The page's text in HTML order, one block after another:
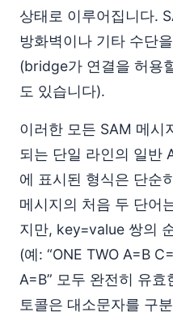
상태로 이루어집니다.
방화벽이나 기타 수단
(bridge가 연결을 허용
도 있습니다).
이러한 모든 SAM 메시
되는 단일 라인의 일반
에 표시된 형식은 단순
메시지의 처음 두 단어
지만, key=value 쌍의
(예: “ONE TWO A=B
A=B” 모두 완전히 유
토콜은 대소문자를 구